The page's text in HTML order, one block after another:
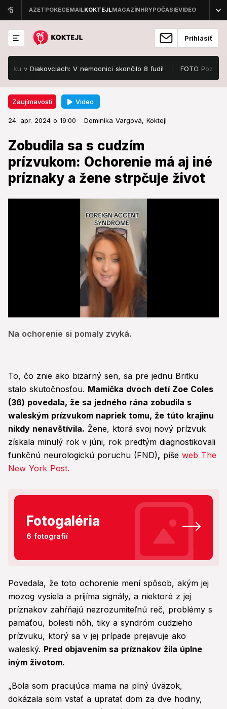
Prihlásiť
v Diakovciach: V nemocnici skončilo 8 ľudí! FOTO Pozrite, v
Zaujímavosti Video
24. apr. 2024 o 19:00 Dominika Vargová, Koktejl
Zobudila sa s cudzím
prízvukom: Ochorenie má aj iné
príznaky a žene strpčuje život
of
31
Na ochorenie si pomaly zvyká.
Zaujímavosti 24. apr. 2024 o 19:00
Zobudila sa s cudzím prízvukom:
Ochorenie má aj iné príznaky a
žene strpčuje život
Na ochorenie si pomaly zvyká.
To, čo znie ako bizarný sen, sa pre jednu Britku
stalo skutočnosťou. Mamička dvoch detí Zoe Coles
(36) povedala, že sa jedného rána zobudila s
waleským prízvukom napriek tomu, že túto krajinu
nikdy nenavštívila. Žene, ktorá svoj nový prízvuk
získala minulý rok v júni, rok predtým diagnostikovali
funkčnú neurologickú poruchu (FND), píše web The
New York Post.
Fotogaléria
6 fotografií
Povedala, že toto ochorenie mení spôsob, akým jej
mozog vysiela a prijíma signály, a niektoré z jej
príznakov zahŕňajú nezrozumiteľnú reč, problémy s
pamäťou, bolesti nôh, tiky a syndróm cudzieho
prízvuku, ktorý sa v jej prípade prejavuje ako
waleský. Pred objavením sa príznakov žila úplne
iným životom.
„Bola som pracujúca mama na plný úväzok,
dokázala som vstať a upratať dom za dve hodiny,